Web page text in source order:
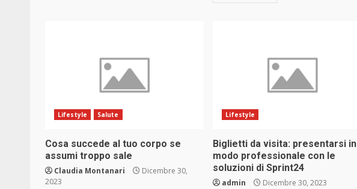
Lifestyle Salute
Cosa succede al tuo corpo se
assumi troppo sale
Claudia Montanari
Dicembre 30,
2023
Lifestyle
Biglietti da visita: presentarsi in
modo professionale con le
soluzioni di Sprint24
admin Dicembre 30, 2023